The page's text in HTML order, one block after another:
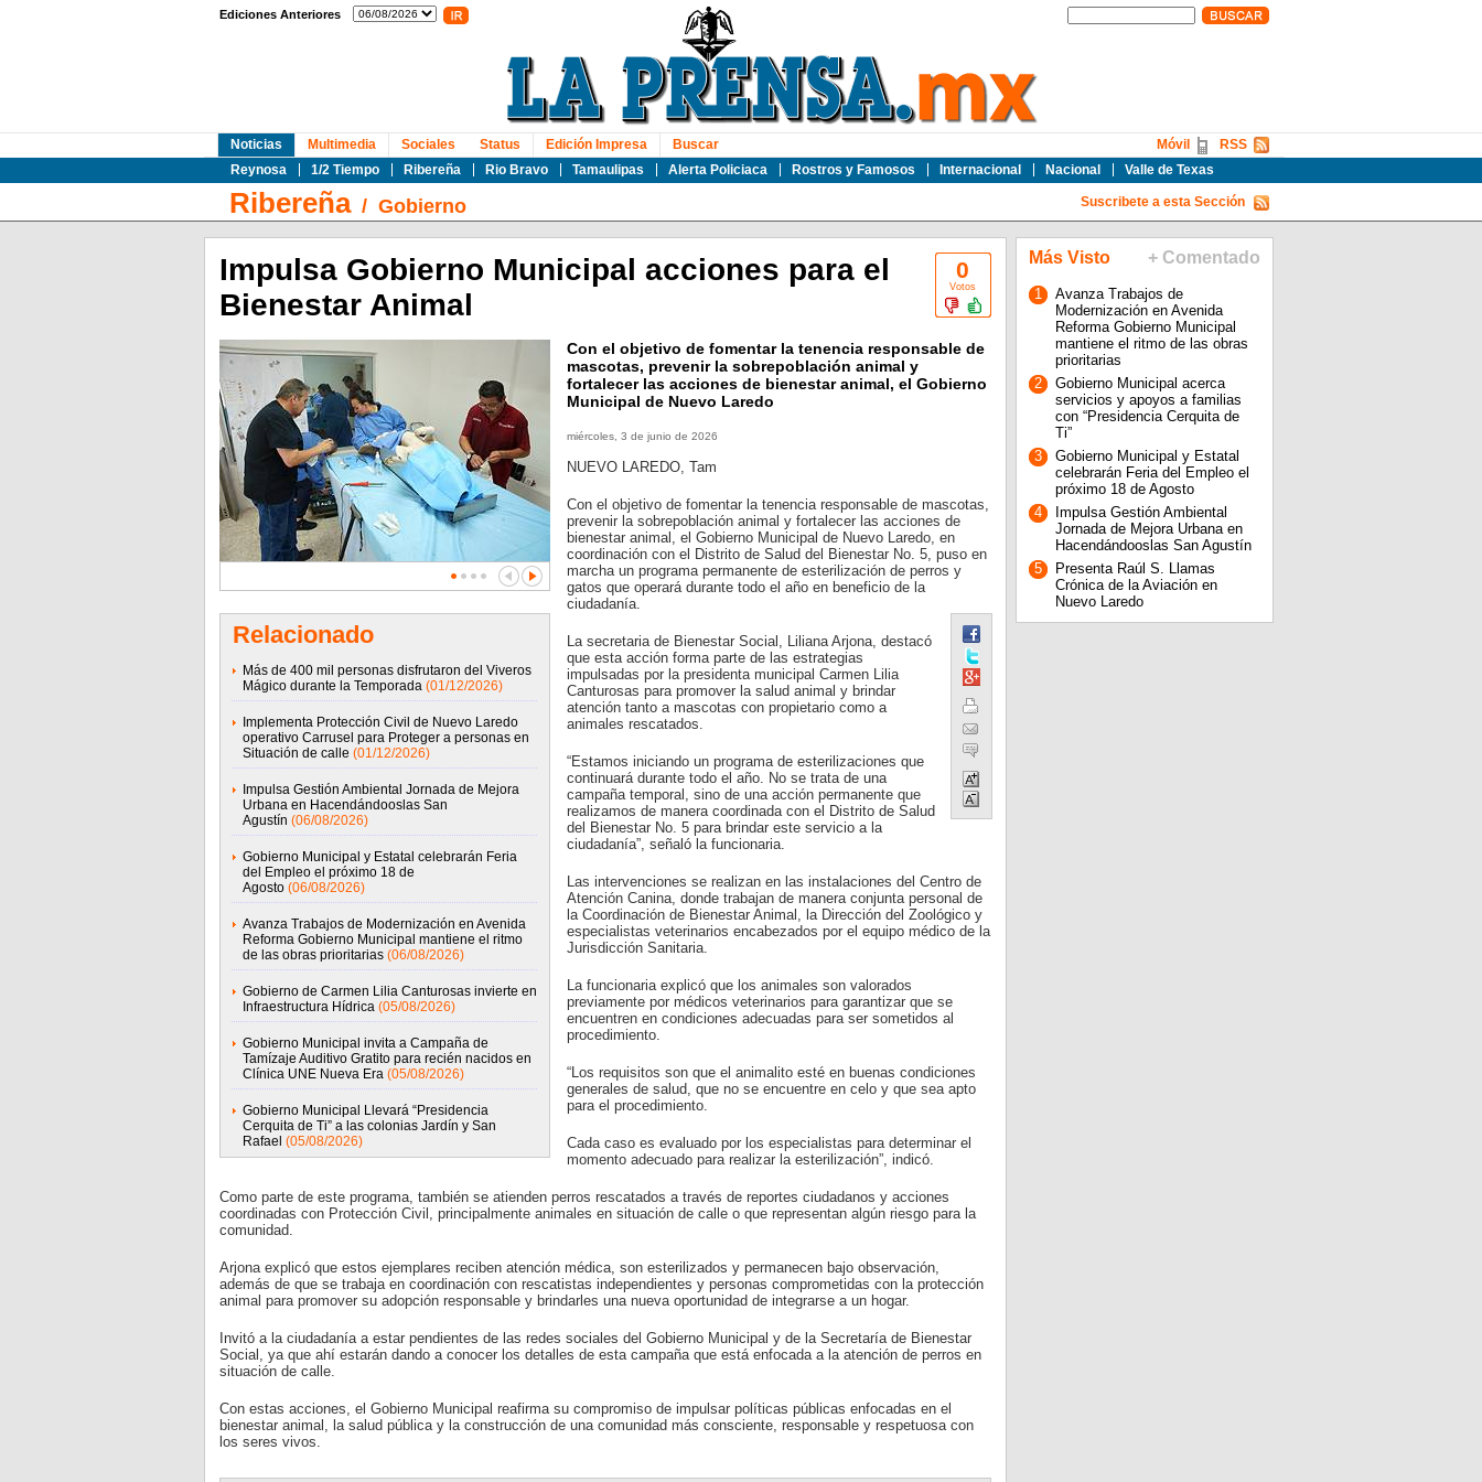
Ediciones Anteriores
Noticias
Reynosa
1/2 Tiempo Ribereña Rio Bravo Tamaulipas Alerta Policiaca Rostros y Famosos Internacional Nacional Valle de Texas
Multimedia Sociales Status Edición Impresa Buscar RSS
Móvil
Ribereña/ Gobierno Suscribete a esta Sección
0
Votos
Impulsa Gobierno Municipal acciones para el
Bienestar Animal
Relacionado
Más de 400 mil personas disfrutaron del Viveros
Mágico durante la Temporada (01/12/2026)
Implementa Protección Civil de Nuevo Laredo
operativo Carrusel para Proteger a personas en
Situación de calle (01/12/2026)
Impulsa Gestión Ambiental Jornada de Mejora
Urbana en Hacendándooslas San
Agustín (06/08/2026)
Gobierno Municipal y Estatal celebrarán Feria
del Empleo el próximo 18 de
Agosto (06/08/2026)
Avanza Trabajos de Modernización en Avenida
Reforma Gobierno Municipal mantiene el ritmo
de las obras prioritarias (06/08/2026)
Gobierno de Carmen Lilia Canturosas invierte en
Infraestructura Hídrica (05/08/2026)
Gobierno Municipal invita a Campaña de
Tamízaje Auditivo Gratito para recién nacidos en
Clínica UNE Nueva Era (05/08/2026)
Gobierno Municipal Llevará “Presidencia
Cerquita de Ti” a las colonias Jardín y San
Rafael (05/08/2026)
Con el objetivo de fomentar la tenencia responsable de
mascotas, prevenir la sobrepoblación animal y
fortalecer las acciones de bienestar animal, el Gobierno
Municipal de Nuevo Laredo
miércoles, 3 de junio de 2026
NUEVO LAREDO, Tam
Con el objetivo de fomentar la tenencia responsable de mascotas,
prevenir la sobrepoblación animal y fortalecer las acciones de
bienestar animal, el Gobierno Municipal de Nuevo Laredo, en
coordinación con el Distrito de Salud del Bienestar No. 5, puso en
marcha un programa permanente de esterilización de perros y
gatos que operará durante todo el año en beneficio de la
ciudadanía.
La secretaria de Bienestar Social, Liliana Arjona, destacó
que esta acción forma parte de las estrategias
impulsadas por la presidenta municipal Carmen Lilia
Canturosas para promover la salud animal y brindar
atención tanto a mascotas con propietario como a
animales rescatados.
“Estamos iniciando un programa de esterilizaciones que
continuará durante todo el año. No se trata de una
campaña temporal, sino de una acción permanente que
realizamos de manera coordinada con el Distrito de Salud
del Bienestar No. 5 para brindar este servicio a la
ciudadanía”, señaló la funcionaria.
Las intervenciones se realizan en las instalaciones del Centro de
Atención Canina, donde trabajan de manera conjunta personal de
la Coordinación de Bienestar Animal, la Dirección del Zoológico y
especialistas veterinarios encabezados por el equipo médico de la
Jurisdicción Sanitaria.
La funcionaria explicó que los animales son valorados
previamente por médicos veterinarios para garantizar que se
encuentren en condiciones adecuadas para ser sometidos al
procedimiento.
“Los requisitos son que el animalito esté en buenas condiciones
generales de salud, que no se encuentre en celo y que sea apto
para el procedimiento.
Cada caso es evaluado por los especialistas para determinar el
momento adecuado para realizar la esterilización”, indicó.
Como parte de este programa, también se atienden perros rescatados a través de reportes ciudadanos y acciones
coordinadas con Protección Civil, principalmente animales en situación de calle o que representan algún riesgo para la
comunidad.
Arjona explicó que estos ejemplares reciben atención médica, son esterilizados y permanecen bajo observación,
además de que se trabaja en coordinación con rescatistas independientes y personas comprometidas con la protección
animal para promover su adopción responsable y brindarles una nueva oportunidad de integrarse a un hogar.
Invitó a la ciudadanía a estar pendientes de las redes sociales del Gobierno Municipal y de la Secretaría de Bienestar
Social, ya que ahí estarán dando a conocer los detalles de esta campaña que está enfocada a la atención de perros en
situación de calle.
Con estas acciones, el Gobierno Municipal reafirma su compromiso de impulsar políticas públicas enfocadas en el
bienestar animal, la salud pública y la construcción de una comunidad más consciente, responsable y respetuosa con
los seres vivos.
Más Visto + Comentado
1
Avanza Trabajos de
Modernización en Avenida
Reforma Gobierno Municipal
mantiene el ritmo de las obras
prioritarias
2
Gobierno Municipal acerca
servicios y apoyos a familias
con “Presidencia Cerquita de
Ti”
3
Gobierno Municipal y Estatal
celebrarán Feria del Empleo el
próximo 18 de Agosto
4
Impulsa Gestión Ambiental
Jornada de Mejora Urbana en
Hacendándooslas San Agustín
5
Presenta Raúl S. Llamas
Crónica de la Aviación en
Nuevo Laredo